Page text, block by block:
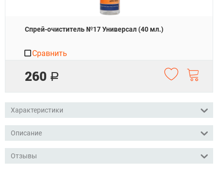
Спрей-очиститель №17 Универсал (40 мл.)
260 Р
Сравнить
Характеристики
Описание
Отзывы